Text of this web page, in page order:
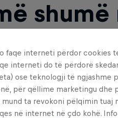
shumë
will find an action-packed
faqe interneti përdor cookies
interneti do të përdorë
ose teknologji të ngjashme
për qëllime marketingu dhe
mund ta revokoni pëlqimin
në internet në çdo kohë.